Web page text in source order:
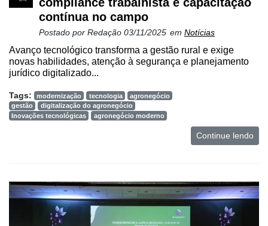
contínua no campo
Postado por Redação 03/11/2025 em Notícias
Avanço tecnológico transforma a gestão rural e exige
novas habilidades, atenção à segurança e planejamento
jurídico digitalizado...
Tags: modernização tecnologia
agronegócio
gestão
digitalização do agronegócio
Inovações tecnológicas
agronegócio moderno
Continue lendo